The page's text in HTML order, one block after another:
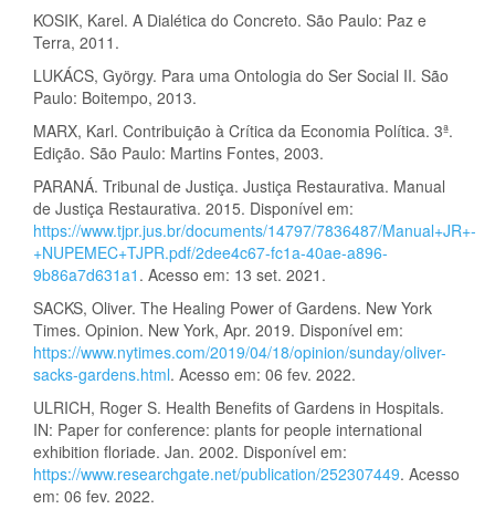
KOSIK, Karel. A Dialética do Concreto. São Paulo: Paz e
Terra, 2011.
LUKÁCS, György. Para uma Ontologia do Ser Social II. São
Paulo: Boitempo, 2013.
MARX, Karl. Contribuição à Crítica da Economia Política. 3ª.
Edição. São Paulo: Martins Fontes, 2003.
PARANÁ. Tribunal de Justiça. Justiça Restaurativa. Manual
de Justiça Restaurativa. 2015. Disponível em:
https://www.tjpr.jus.br/documents/14797/7836487/Manual+JR+-
+NUPEMEC+TJPR.pdf/2dee4c67-fc1a-40ae-a896-
9b86a7d631a1 . Acesso em: 13 set. 2021.
SACKS, Oliver. The Healing Power of Gardens. New York
Times. Opinion. New York, Apr. 2019. Disponível em:
https://www.nytimes.com/2019/04/18/opinion/sunday/oliver-
sacks-gardens.html. Acesso em: 06 fev. 2022.
ULRICH, Roger S. Health Benefits of Gardens in Hospitals.
IN: Paper for conference: plants for people international
exhibition floriade. Jan. 2002. Disponível em:
https://www.researchgate.net/publication/252307449. Acesso
em: 06 fev. 2022.